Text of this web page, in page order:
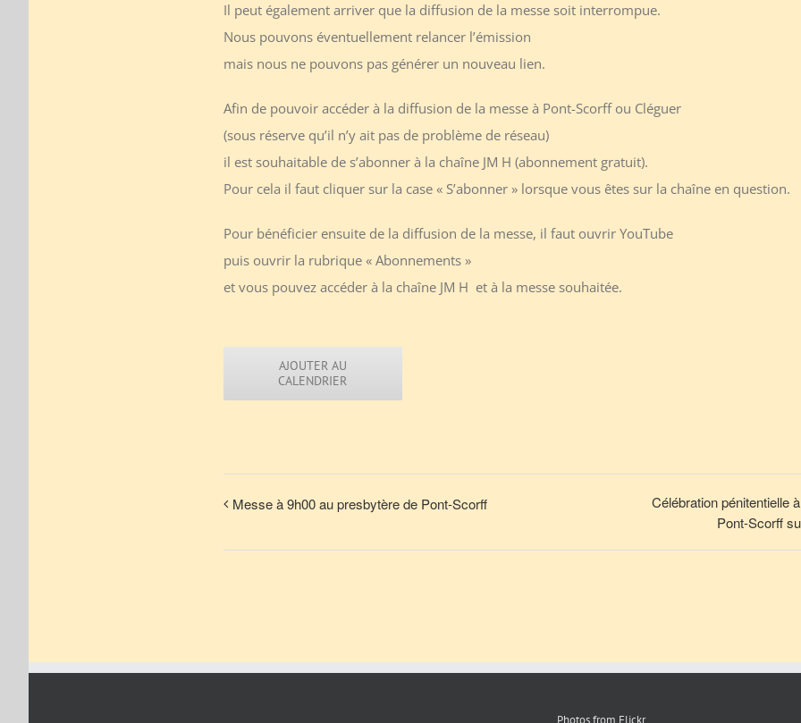
Il peut également arriver que la diffusion de la messe soit interrompue.
Nous pouvons éventuellement relancer l’émission
mais nous ne pouvons pas générer un nouveau lien.
Afin de pouvoir accéder à la diffusion de la messe à Pont-Scorff ou Cléguer
(sous réserve qu’il n’y ait pas de problème de réseau)
il est souhaitable de s’abonner à la chaîne JM H (abonnement gratuit).
Pour cela il faut cliquer sur la case « S’abonner » lorsque vous êtes sur la chaîne en question.
Pour bénéficier ensuite de la diffusion de la messe, il faut ouvrir YouTube
puis ouvrir la rubrique « Abonnements »
et vous pouvez accéder à la chaîne JM H et à la messe souhaitée.
AJOUTER AU
CALENDRIER
Messe à 9h00 au presbytère de Pont-Scorff
Célébration pénitentielle
Pont-Scorff
Photos from Flickr